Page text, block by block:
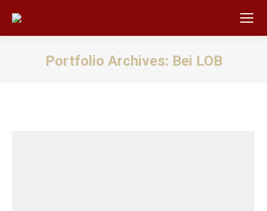
Portfolio Archives: Bei LOB